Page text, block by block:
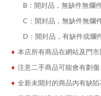
B：開封品，無缺件無爛
C：開封品，無缺件無爛
D：開封品，有缺件或爛
♦ 本店所有商品在網站及門
♦ 注意二手商品可能會有劃
♦ 全新未開封的商品內有缺